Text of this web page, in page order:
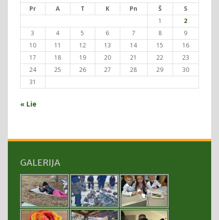
Pr A T K Pn Š
S
1
2
3
4 5 6 7 8
9
10
11 12 13 14 15
16
17
18 19 20 21 22
23
24
25 26 27 28 29
30
31
« Lie
GALERIJA